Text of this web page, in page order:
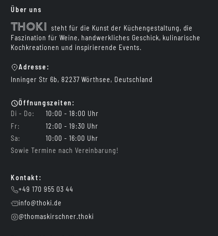
Über uns
Thoki
steht für die Kunst der Küchengestaltung, die
Faszination für Weine, handwerkliches Geschick, kulinarische
Kochkreationen und inspirierende Events.
Adresse:
Inninger Str 6b, 82237 Wörthsee, Deutschland
Öffnungszeiten:
Di - Do:
10:00 - 18:00 Uhr
Fr:
12:00 - 19:30 Uhr
Sa:
10:00 - 16:00 Uhr
Sowie Termine nach Vereinbarung!
Kontakt:
+49 170 955 03 44
info@thoki.de
@thomaskirschner.thoki